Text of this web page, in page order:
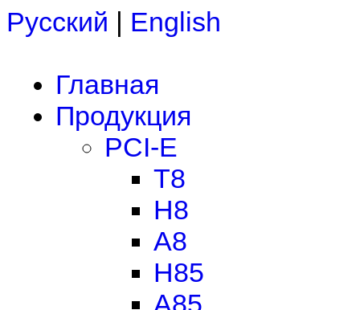
Русский | English
Главная
Продукция
PCI-E
T8
H8
A8
H85
A85